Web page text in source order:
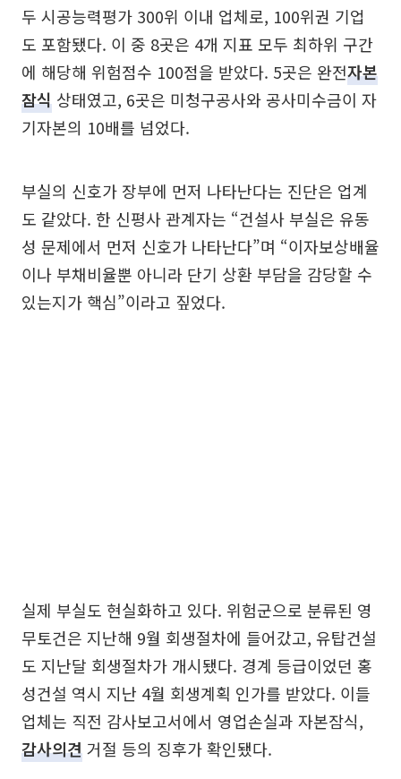
두 시공능력평가 300위 이내 업체로, 100위권 기업
도 포함됐다. 이 중 8곳은 4개 지표 모두 최하위 구간
에 해당해 위험점수 100점을 받았다. 5곳은 완전자본
잠식 상태였고, 6곳은 미청구공사와 공사미수금이 자
기자본의 10배를 넘었다.
부실의 신호가 장부에 먼저 나타난다는 진단은 업계
도 같았다. 한 신평사 관계자는 “건설사 부실은 유동
성 문제에서 먼저 신호가 나타난다”며 “이자보상배율
이나 부채비율뿐 아니라 단기 상환 부담을 감당할 수
있는지가 핵심”이라고 짚었다.
실제 부실도 현실화하고 있다. 위험군으로 분류된 영
무토건은 지난해 9월 회생절차에 들어갔고, 유탑건설
도 지난달 회생절차가 개시됐다. 경계 등급이었던 홍
성건설 역시 지난 4월 회생계획 인가를 받았다. 이들
업체는 직전 감사보고서에서 영업손실과 자본잠식,
감사의견거절 등의 징후가 확인됐다.